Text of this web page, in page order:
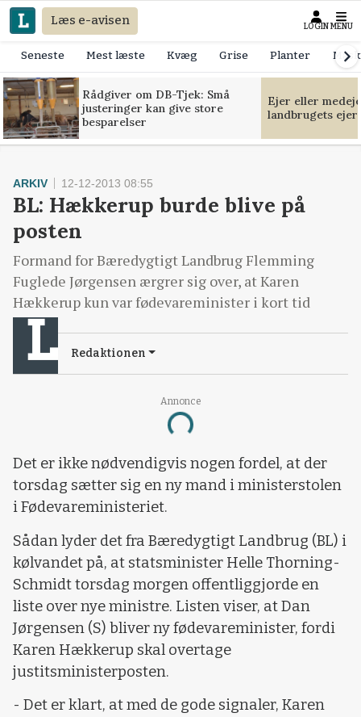
Læs e-avisen LOGIN MENU
Seneste Mest læste Kvæg Grise Planter
Rådgiver om DB-Tjek: Små
justeringer kan give store
besparelser
Ejer eller
landbrugets
Annonce
Loading...
ARKIV 12-12-2013 08:55
BL: Hækkerup burde blive på
posten
Formand for Bæredygtigt Landbrug Flemming
Fuglede Jørgensen ærgrer sig over, at Karen
Hækkerup kun var fødevareminister i kort tid
Redaktionen
Det er ikke nødvendigvis nogen fordel, at der
torsdag sætter sig en ny mand i ministerstolen
i Fødevareministeriet.
Sådan lyder det fra Bæredygtigt Landbrug (BL) i
kølvandet på, at statsminister Helle Thorning-
Schmidt torsdag morgen offentliggjorde en
liste over nye ministre. Listen viser, at Dan
Jørgensen (S) bliver ny fødevareminister, fordi
Karen Hækkerup skal overtage
justitsministerposten.
- Det er klart, at med de gode signaler, Karen